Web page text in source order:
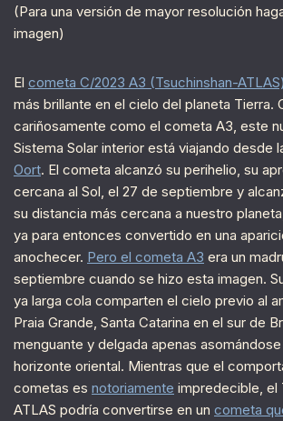
(Para una versión de mayor resolución
imagen)
El cometa C/2023 A3 (Tsuchinshan-ATLAS)
más brillante en el cielo del planeta Tierra.
cariñosamente como el cometa A3, este
Sistema Solar interior está viajando desde
Oort. El cometa alcanzó su perihelio, su
cercana al Sol, el 27 de septiembre y
su distancia más cercana a nuestro
ya para entonces convertido en una
anochecer. Pero el cometa A3 era un
septiembre cuando se hizo esta imagen.
ya larga cola comparten el cielo previo al
Praia Grande, Santa Catarina en el sur de
menguante y delgada apenas
horizonte oriental. Mientras que el
cometas es notoriamente impredecible, el
ATLAS podría convertirse en un cometa